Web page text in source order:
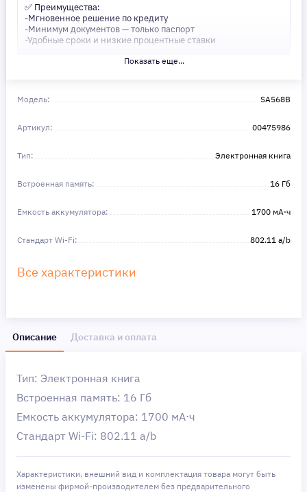
✅ Преимущества:
-Мгновенное решение по кредиту
-Минимум документов — только паспорт
-Удобные сроки и низкие процентные ставки
Не откладывайте свои желания на потом! Получите то, что
Показать еще...
Модель: SA568B
Артикул: 00475986
Тип: Электронная книга
Встроенная память: 16 Гб
Емкость аккумулятора: 1700 мА⋅ч
Стандарт Wi-Fi: 802.11 a/b
Все характеристики
Описание Доставка и оплата
Тип: Электронная книга
Встроенная память: 16 Гб
Емкость аккумулятора: 1700 мА⋅ч
Стандарт Wi-Fi: 802.11 a/b
Характеристики, внешний вид и комплектация товара могут быть
изменены фирмой-производителем без предварительного